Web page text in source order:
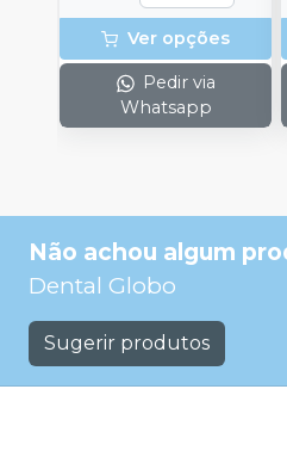
Ver opções
Pedir via
Whatsapp
Não achou algum
Dental Globo
Sugerir produtos